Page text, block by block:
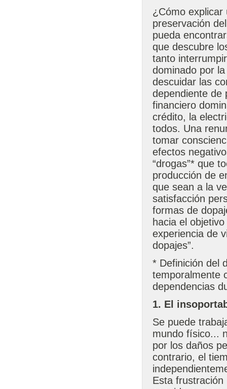
¿Cómo explicar
preservación
pueda
que descubre
tanto
dominado por
descuidar las
dependiente de
financiero
crédito, la
todos. Una
tomar
efectos
“drogas”* que
producción de
que sean a la
satisfacción
formas de
hacia el
experiencia de
dopajes”.
* Definición del
temporalmente
dependencias
1. El
Se puede
mundo físico...
por los daños
contrario, el
Esta